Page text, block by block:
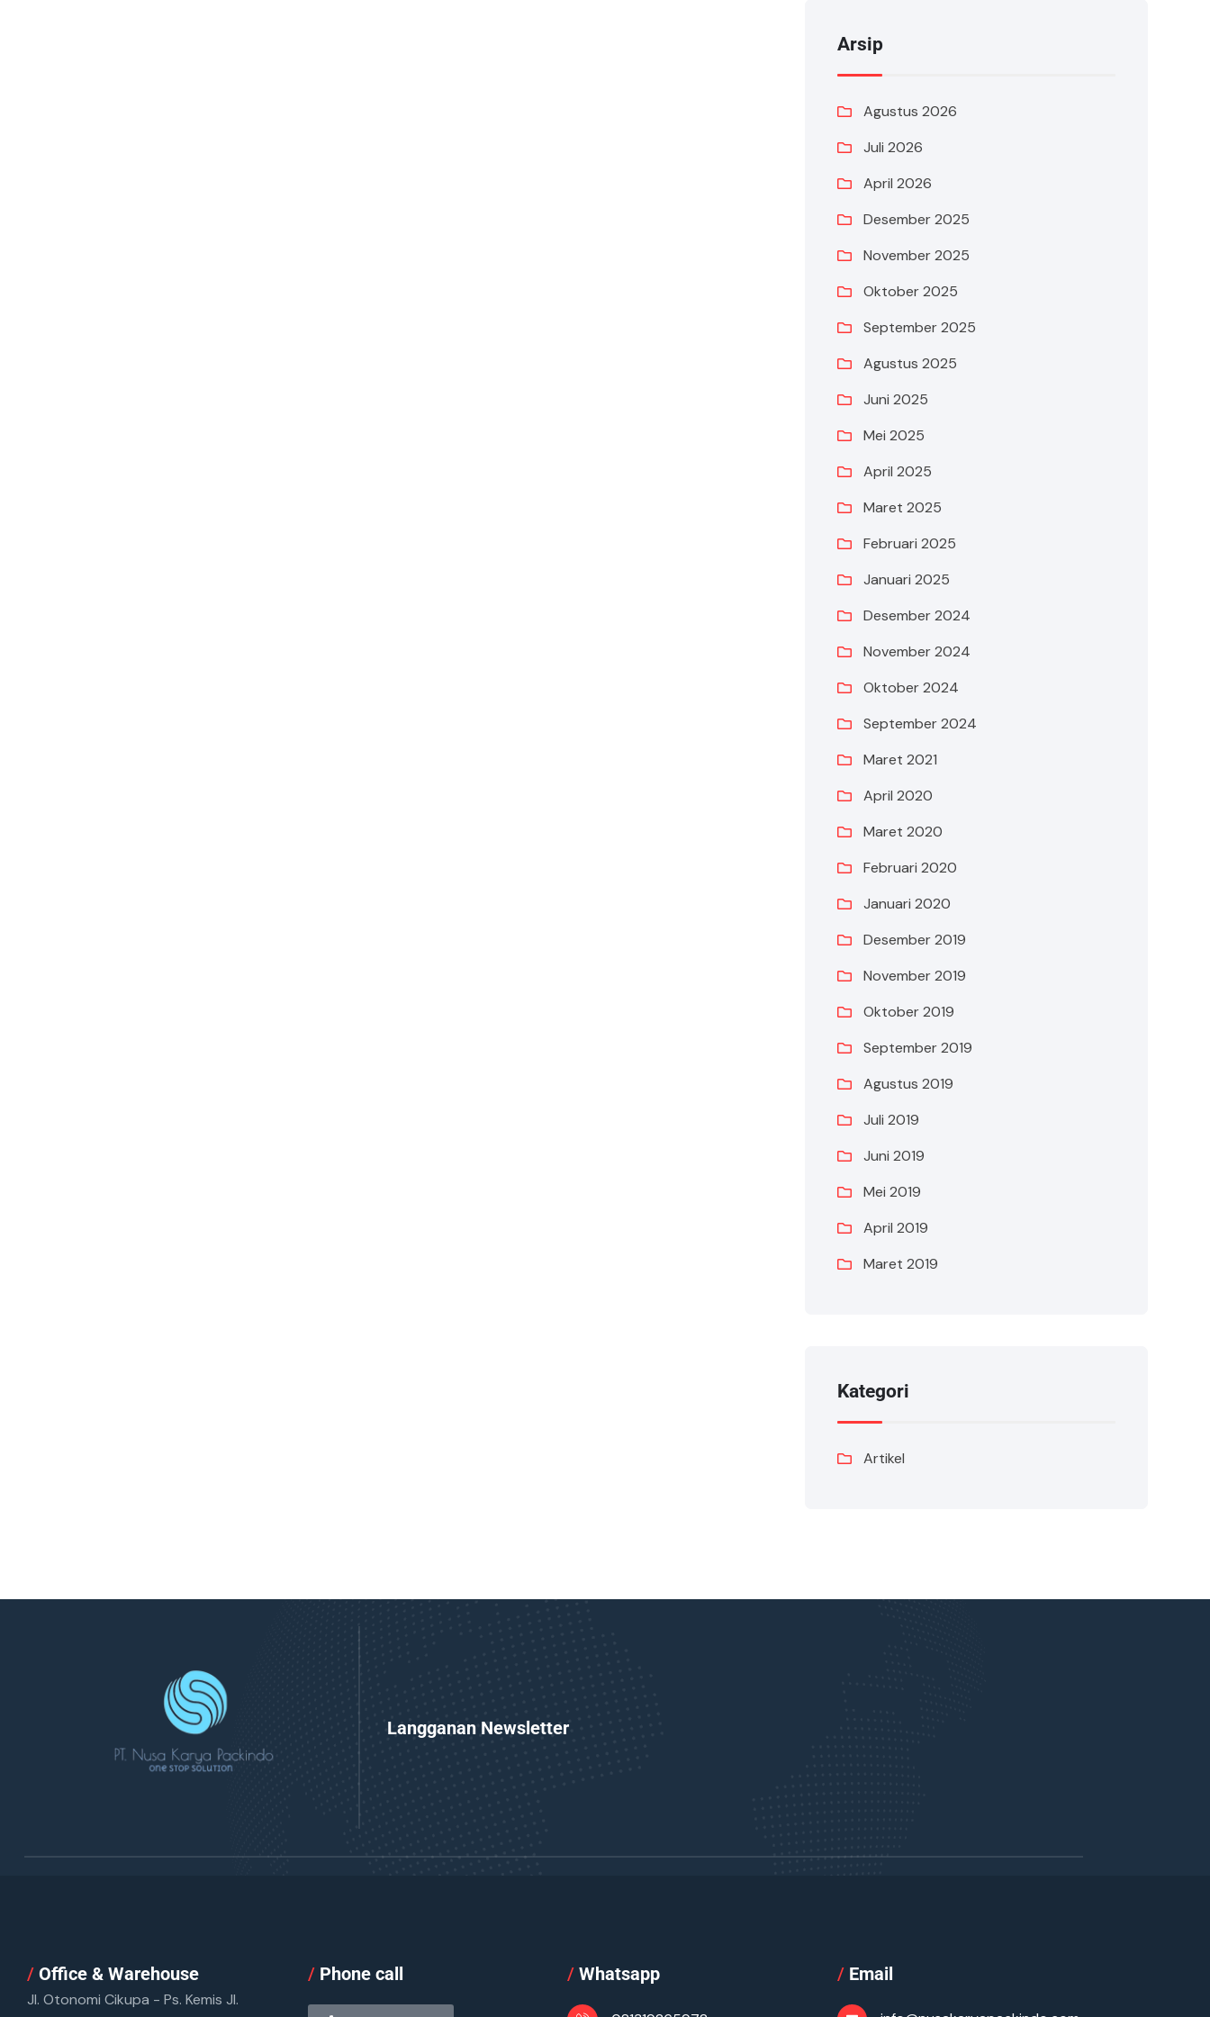
Arsip
Agustus 2026
Juli 2026
April 2026
Desember 2025
November 2025
Oktober 2025
September 2025
Agustus 2025
Juni 2025
Mei 2025
April 2025
Maret 2025
Februari 2025
Januari 2025
Desember 2024
November 2024
Oktober 2024
September 2024
Maret 2021
April 2020
Maret 2020
Februari 2020
Januari 2020
Desember 2019
November 2019
Oktober 2019
September 2019
Agustus 2019
Juli 2019
Juni 2019
Mei 2019
April 2019
Maret 2019
Kategori
Artikel
Langganan Newsletter
/ Office & Warehouse
Jl. Otonomi Cikupa - Ps. Kemis Jl.
/ Phone call /Whatsapp /Email